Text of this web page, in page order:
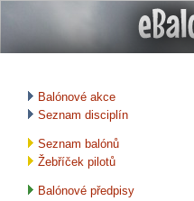
Balónové akce
Seznam disciplín
Seznam balónů
Žebříček pilotů
Balónové předpisy